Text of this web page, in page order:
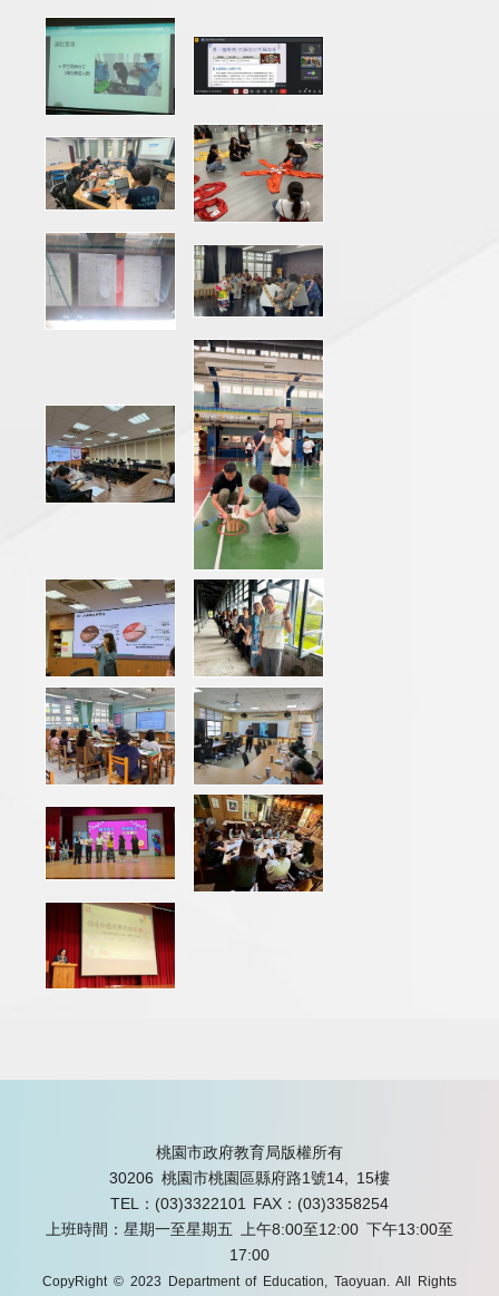
桃園市政府教育局版權所有
30206 桃園市桃園區縣府路1號14, 15樓
TEL：(03)3322101
FAX：(03)3358254
上班時間：星期一至星期五 上午8:00至12:00 下午13:00至
17:00
CopyRight © 2023 Department of Education, Taoyuan. All Rights